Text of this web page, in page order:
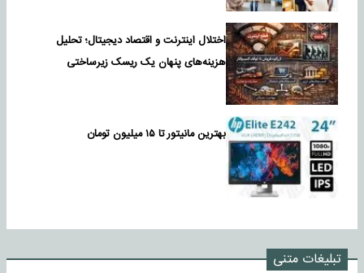
اختلال اینترنت و اقتصاد دیجیتال؛ تحلیل
هزینه‌های پنهان یک ریسک زیرساختی
بهترین مانیتور تا ۱۵ میلیون تومان
تبلیغات متنی